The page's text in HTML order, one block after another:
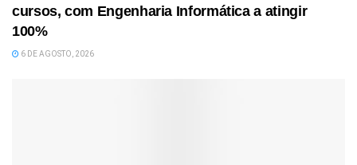
cursos, com Engenharia Informática a atingir
100%
6 DE AGOSTO, 2026